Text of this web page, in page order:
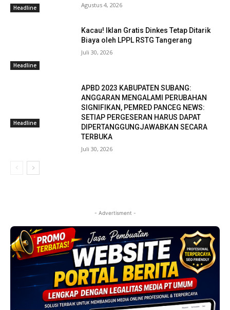
Headline Agustus 4, 2026
Headline
Kacau! Iklan Gratis Dinkes Tetap Ditarik
Biaya oleh LPPL RSTG Tangerang
Juli 30, 2026
Headline
APBD 2023 KABUPATEN SUBANG:
ANGGARAN MENGALAMI PERUBAHAN
SIGNIFIKAN, PEMRED PANCEG NEWS:
SETIAP PERGESERAN HARUS DAPAT
DIPERTANGGUNGJAWABKAN SECARA
TERBUKA
Juli 30, 2026
- Advertisment -